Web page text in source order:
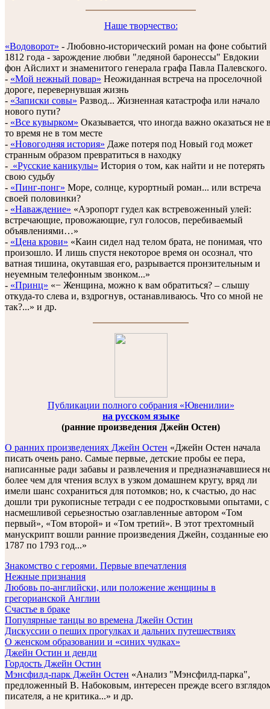
Наше творчество:
«Водоворот» - Любовно-исторический роман на фоне событий
1812 года - зарождение любви "ледяной баронессы" Евдокии
фон Айслихт и знаменитого генерала графа Павла Палевского.
- «Мой нежный повар» Неожиданная встреча на проселочной
дороге, перевернувшая жизнь
- «Записки совы» Развод... Жизненная катастрофа или начало
нового пути?
- «Все кувырком» Оказывается, что иногда важно оказаться не
то время не в том месте
- «Новогодняя история» Даже потеря под Новый год может
странным образом превратиться в находку
- «Русские каникулы» История о том, как найти и не потерять
свою судьбу
- «Пинг-понг» Море, солнце, курортный роман... или встреча
своей половинки?
- «Наваждение» «Аэропорт гудел как встревоженный улей:
встречающие, провожающие, гул голосов, перебиваемый
объявлениями…»
- «Цена крови» «Каин сидел над телом брата, не понимая, что
произошло. И лишь спустя некоторое время он осознал, что
ватная тишина, окутавшая его, разрывается пронзительным и
неуемным телефонным звонком...»
- «Принц» «− Женщина, можно к вам обратиться? – слышу
откуда-то слева и, вздрогнув, останавливаюсь. Что со мной не
так?...» и др.
Публикации полного собрания «Ювенилии»
на русском языке
(ранние произведения Джейн Остен)
О ранних произведениях Джейн Остен «Джейн Остен начала
писать очень рано. Самые первые, детские пробы ее пера,
написанные ради забавы и развлечения и предназначавшиеся
более чем для чтения вслух в узком домашнем кругу, вряд ли
имели шанс сохраниться для потомков; но, к счастью, до нас
дошли три рукописные тетради с ее подростковыми опытами, с
насмешливой серьезностью озаглавленные автором «Том
первый», «Том второй» и «Том третий». В этот трехтомный
манускрипт вошли ранние произведения Джейн, созданные ею
1787 по 1793 год...»
Знакомство с героями. Первые впечатления
Нежные признания
Любовь по-английски, или положение женщины в
грегорианской Англии
Счастье в браке
Популярные танцы во времена Джейн Остин
Дискуссии о пеших прогулках и дальних путешествиях
О женском образовании и «синих чулках»
Джейн Остин и денди
Гордость Джейн Остин
Мэнсфилд-парк Джейн Остен «Анализ "Мэнсфилд-парка",
предложенный В. Набоковым, интересен прежде всего
писателя, а не критика...» и др.